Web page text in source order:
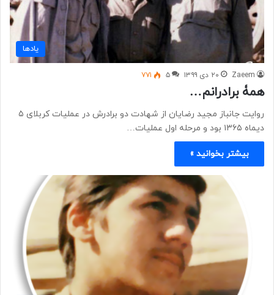
یادها
Zaeem ۲۰ دی ۱۳۹۹ ۵ ۷۷۱
همۀ برادرانم…
دیماه ۱۳۶۵ بود و مرحله اول عملیات…
بیشتر بخوانید »